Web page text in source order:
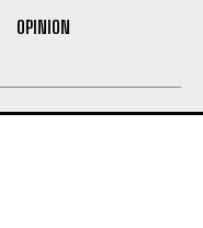
OPINION